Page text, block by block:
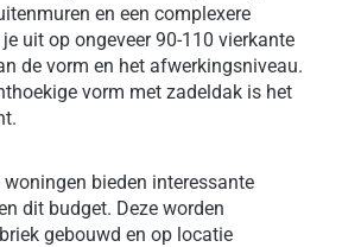
en een complexere
uit op ongeveer 90-110 vierkante
de vorm en het afwerkingsniveau.
vorm met zadeldak is het
bieden interessante
dit budget. Deze worden
gebouwd en op locatie